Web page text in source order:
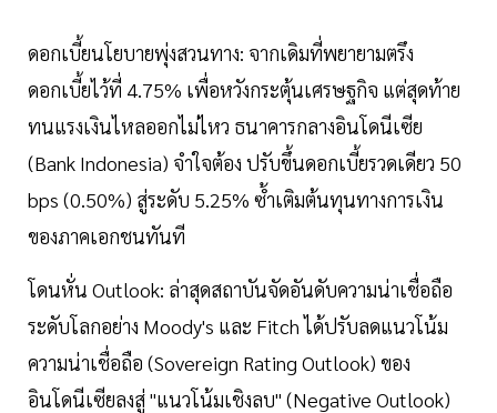
ดอกเบี้ยนโยบายพุ่งสวนทาง: จากเดิมที่พยายามตรึง
ดอกเบี้ยไว้ที่ 4.75% เพื่อหวังกระตุ้นเศรษฐกิจ แต่สุดท้าย
ทนแรงเงินไหลออกไม่ไหว ธนาคารกลางอินโดนีเซีย
(Bank Indonesia) จำใจต้อง ปรับขึ้นดอกเบี้ยรวดเดียว 50
bps (0.50%) สู่ระดับ 5.25% ซ้ำเติมต้นทุนทางการเงิน
ของภาคเอกชนทันที
โดนหั่น Outlook: ล่าสุดสถาบันจัดอันดับความน่าเชื่อถือ
ระดับโลกอย่าง Moody's และ Fitch ได้ปรับลดแนวโน้ม
ความน่าเชื่อถือ (Sovereign Rating Outlook) ของ
อินโดนีเซียลงสู่ "แนวโน้มเชิงลบ" (Negative Outlook)